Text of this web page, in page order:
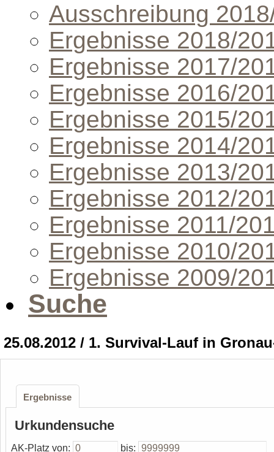
Ausschreibung
Ergebnisse 2018/
Ergebnisse 2017/
Ergebnisse 2016/
Ergebnisse 2015/
Ergebnisse 2014/
Ergebnisse 2013/
Ergebnisse 2012/
Ergebnisse 2011/
Ergebnisse 2010/
Ergebnisse 2009/
Suche
25.08.2012 / 1. Survival-Lauf in
Ergebnisse
Urkundensuche
AK-Platz von:
bis: